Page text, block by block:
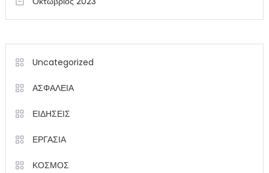
Uncategorized
ΑΣΦΑΛΕΙΑ
ΕΙΔΗΣΕΙΣ
ΕΡΓΑΣΙΑ
ΚΟΣΜΟΣ